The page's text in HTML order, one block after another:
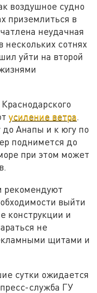
воздушное судно
приземлиться в
неудачная
сотнях
уйти на второй
усиление ветра.
Анапы и к югу по
поднимется до
при этом может
рекомендуют
выйти
конструкции и
не
щитами и
сутки ожидается
служба ГУ